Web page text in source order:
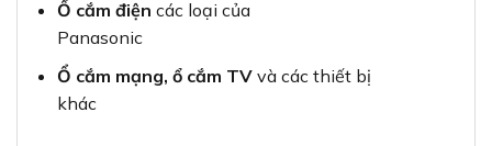
Ổ cắm điện các loại của
Panasonic
Ổ cắm mạng, ổ cắm TVvà các thiết bị
khác